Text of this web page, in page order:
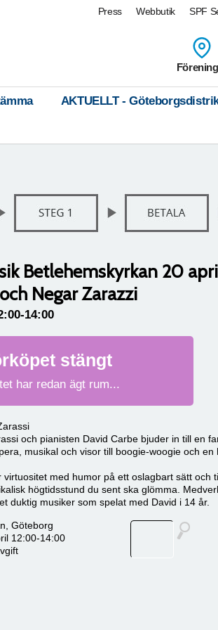
Press Webbutik SPF
AKTUELLT -
Betlehemskyrkan 20
Negar Zarazzi
14:00
stängt
har redan ägt rum...
och pianisten David Carbe bjuder in till en
musikal och visor till boogie-woogie och en
virtuositet med humor på ett oslagbart sätt och
högtidsstund du sent ska glömma.
duktig musiker som spelat med David i 14 år.
Göteborg
12:00-14:00